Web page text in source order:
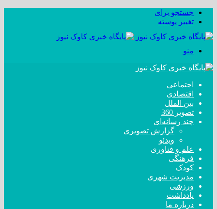
جستجو برای
تغییر پوسته
منو
اجتماعی
اقتصادی
بین الملل
تصویر 360
چند رسانه‌ای
گزارش تصویری
ویدئو
علم و فناوری
فرهنگی
کودک
مدیریت شهری
ورزشی
یادداشت
درباره ما